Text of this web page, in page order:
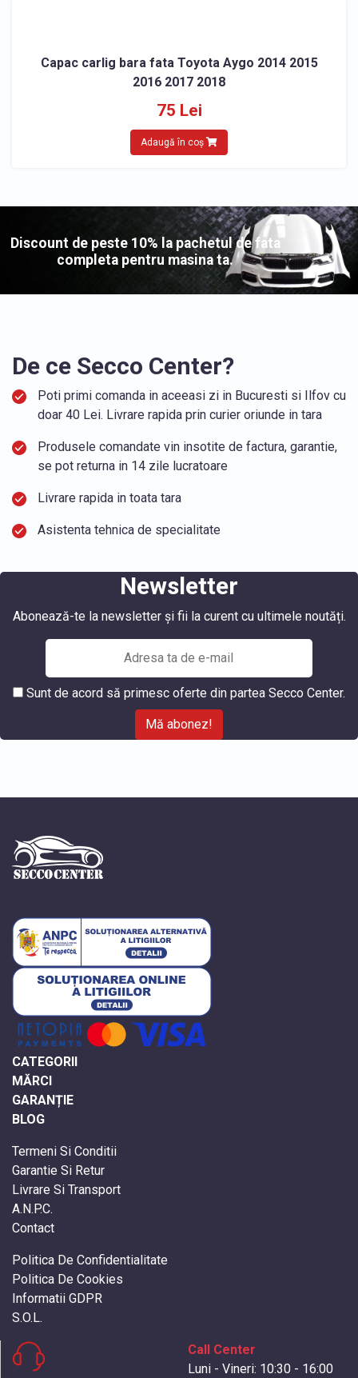
Capac carlig bara fata Toyota Aygo 2014 2015
2016 2017 2018
75 Lei
Adaugă în coș
Discount de peste 10% la pachetul de fata
completa pentru masina ta.
De ce Secco Center?
Poti primi comanda in aceeasi zi in Bucuresti si Ilfov cu
doar 40 Lei. Livrare rapida prin curier oriunde in tara
Produsele comandate vin insotite de factura, garantie,
se pot returna in 14 zile lucratoare
Livrare rapida in toata tara
Asistenta tehnica de specialitate
Newsletter
Abonează-te la newsletter și fii la curent cu ultimele noutăți.
Sunt de acord să primesc oferte din partea Secco Center.
Mă abonez!
CATEGORII
MĂRCI
GARANȚIE
BLOG
Termeni Si Conditii
Garantie Si Retur
Livrare Si Transport
A.N.P.C.
Contact
Politica De Confidentialitate
Politica De Cookies
Informatii GDPR
S.O.L.
Call Center
Luni - Vineri: 10:30 - 16:00